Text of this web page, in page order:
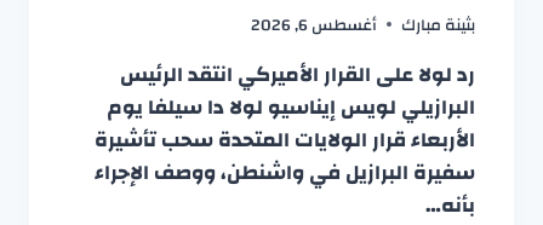
بثينة مبارك أغسطس 6, 2026
رد لولا على القرار الأميركي انتقد الرئيس
البرازيلي لويس إيناسيو لولا دا سيلفا يوم
الأربعاء قرار الولايات المتحدة سحب تأشيرة
سفيرة البرازيل في واشنطن، ووصف الإجراء
بأنه…